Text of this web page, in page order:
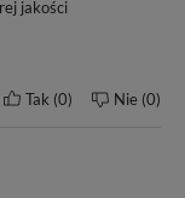
jakości
Tak 0 Nie 0